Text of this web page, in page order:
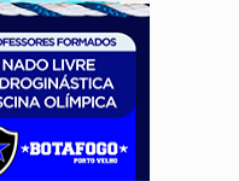
e carro deixa quatro mortos e um em
ganha projeção nacional com participação de
tem chances de chuvas isoladas nesta
Assembleia Geral delibera greve da educação